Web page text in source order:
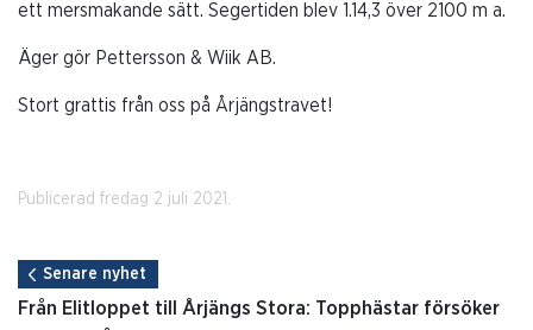
ett mersmakande sätt. Segertiden blev 1.14,3 över 2100 m a.
Äger gör Pettersson & Wiik AB.
Stort grattis från oss på Årjängstravet!
Publicerad fredag 2 juli 2021.
Senare nyhet
Från Elitloppet till Årjängs Stora: Topphästar försöker